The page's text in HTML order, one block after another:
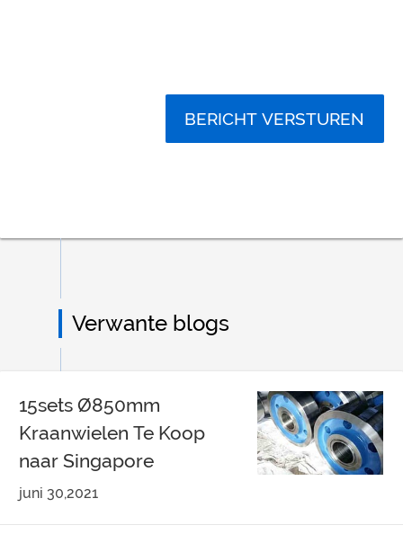
BERICHT VERSTUREN
Verwante blogs
15sets Ø850mm
Kraanwielen Te Koop
naar Singapore
juni 30,2021